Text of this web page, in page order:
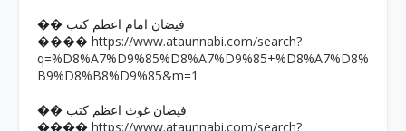
�� فیضان امام اعظم کتب
���� https://www.ataunnabi.com/search?
q=%D8%A7%D9%85%D8%A7%D9%85+%D8%A7%D8%
B9%D8%B8%D9%85&m=1
�� فیضان غوث اعظم کتب
���� https://www.ataunnabi.com/search?